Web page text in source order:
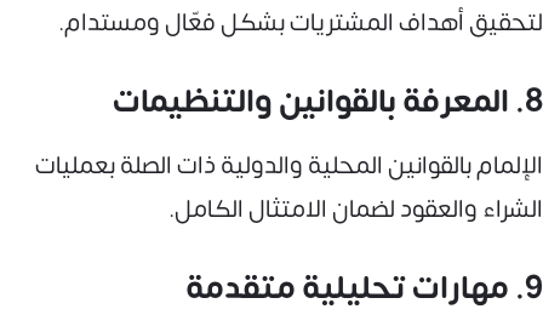
لتحقيق أهداف المشتريات بشكل فعّال ومستدام.
8. المعرفة بالقوانين والتنظيمات
الإلمام بالقوانين المحلية والدولية ذات الصلة بعمليات
الشراء والعقود لضمان الامتثال الكامل.
9. مهارات تحليلية متقدمة